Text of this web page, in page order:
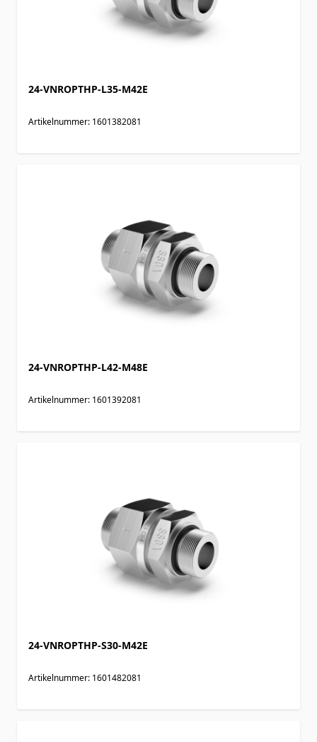
24-VNROPTHP-L35-M42E
Artikelnummer: 1601382081
24-VNROPTHP-L42-M48E
Artikelnummer: 1601392081
24-VNROPTHP-S30-M42E
Artikelnummer: 1601482081